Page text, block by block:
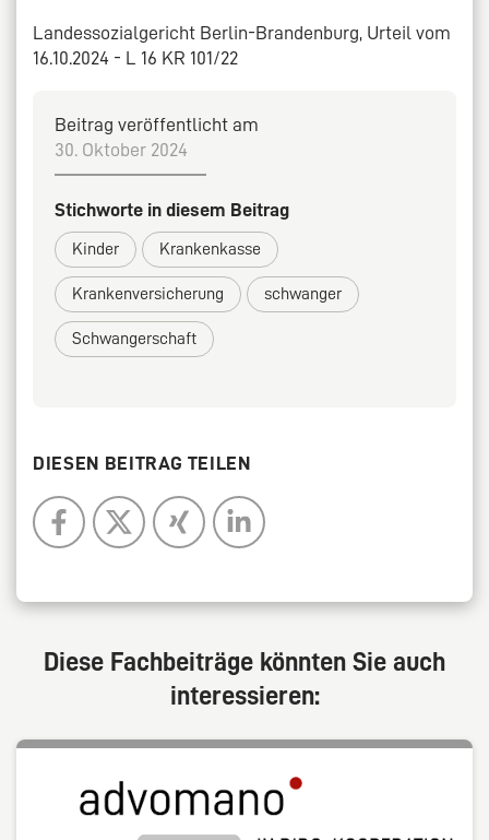
Landessozialgericht Berlin-Brandenburg, Urteil vom
16.10.2024 - L 16 KR 101/22
Beitrag veröffentlicht am
30. Oktober 2024
Stichworte in diesem Beitrag
Kinder Krankenkasse
Krankenversicherung schwanger
Schwangerschaft
DIESEN BEITRAG TEILEN
Diese Fachbeiträge könnten Sie auch
interessieren: